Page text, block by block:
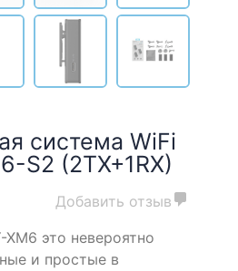
система WiFi
S2 (2TX+1RX)
Добавить отзыв
это невероятно
и простые в